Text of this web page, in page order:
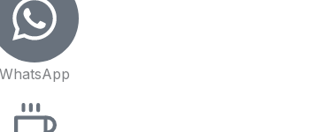
WhatsApp